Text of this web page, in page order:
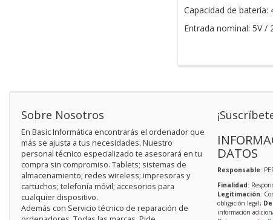
Capacidad de batería:
Entrada nominal: 5V /
Sobre Nosotros
En Basic Informática encontrarás el ordenador que
más se ajusta a tus necesidades. Nuestro
personal técnico especializado te asesorará en tu
compra sin compromiso. Tablets; sistemas de
almacenamiento; redes wireless; impresoras y
cartuchos; telefonía móvil; accesorios para
cualquier dispositivo.
Además con Servicio técnico de reparación de
DATOS
Responsable:
Finalidad:
Legitimación:
obligación legal;
información